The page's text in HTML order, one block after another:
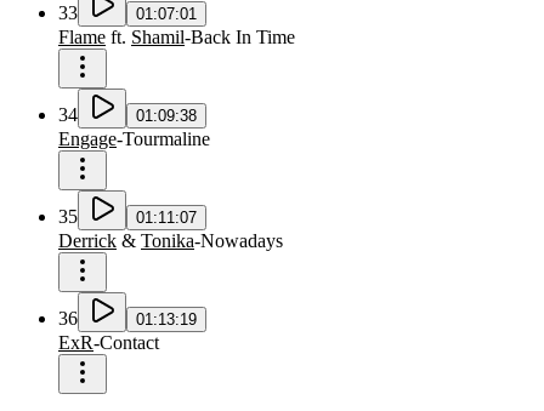
33 01:07:01
Flame ft. Shamil-Back In Time
34 01:09:38
Engage-Tourmaline
35 01:11:07
Derrick & Tonika-Nowadays
36 01:13:19
ExR-Contact